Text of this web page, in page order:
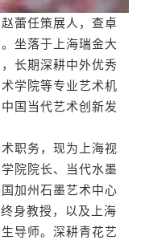
蕾任策展人，查卓
坐落于上海瑞金大
长期深耕中外优秀
学院等专业艺术机
国当代艺术创新发
职务，现为上海视
院院长、当代水墨
加州石墨艺术中心
身教授，以及上海
导师。深耕青花艺